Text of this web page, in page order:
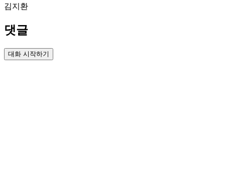
김지환
댓글
대화 시작하기